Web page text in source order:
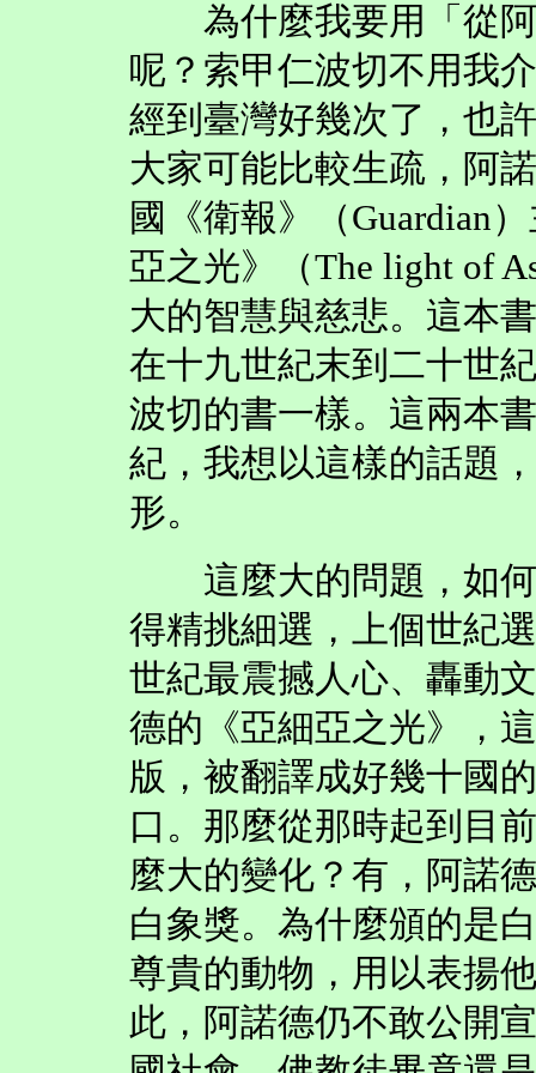
為什麼我要用「從阿
呢？索甲仁波切不用我
經到臺灣好幾次了，也
大家可能比較生疏，阿
國《衛報》（Guardian
亞之光》（The light of
大的智慧與慈悲。這本
在十九世紀末到二十世
波切的書一樣。這兩本
紀，我想以這樣的話題
形。
這麼大的問題，如何
得精挑細選，上個世紀
世紀最震撼人心、轟動
德的《亞細亞之光》，
版，被翻譯成好幾十國
口。那麼從那時起到目
麼大的變化？有，阿諾
白象獎。為什麼頒的是
尊貴的動物，用以表揚
此，阿諾德仍不敢公開